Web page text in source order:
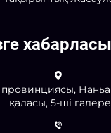
қаласы, 5-ші